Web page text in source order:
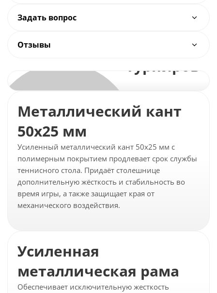
Задать вопрос
Отзывы
Для тренировок и
турниров
Металлический кант
50х25 мм
Усиленный металлический кант 50х25 мм с
полимерным покрытием продлевает срок службы
теннисного стола. Придаёт столешнице
дополнительную жёсткость и стабильность во
время игры, а также защищает края от
механического воздействия.
Усиленная
металлическая рама
Обеспечивает исключительную жесткость